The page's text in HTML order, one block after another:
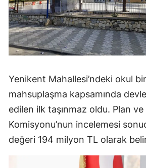
Yenikent Mahallesi’ndeki okul
mahsuplaşma kapsamında
edilen ilk taşınmaz oldu. Plan
Komisyonu’nun incelemesi
değeri 194 milyon TL olarak